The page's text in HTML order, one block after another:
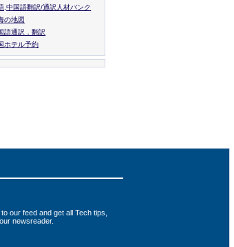
,中国語翻訳/通訳人材バンク
の地図
語通訳，翻訳
ホテル予約
to our feed and get all Tech tips,
newsreader.